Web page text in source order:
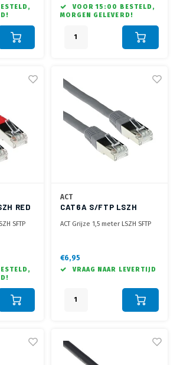
VOOR 15:00 BESTELD,
MORGEN GELEVERD!
RED
SFTP
ACT
CAT6A S/FTP LSZH
ACT Grijze 1,5 meter LSZH SFTP
€6,95
VRAAG NAAR LEVERTIJD